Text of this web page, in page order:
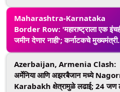
Maharashtra-Karnataka
Border Row: 'महाराष्ट्राला एक
जमीन देणार नाही'; कर्नाटकचे मुख्यमंत्री
Basavaraj Bommai यांनी स्पष्ट
भूमिका
Azerbaijan, Armenia Clash:
अर्मेनिया आणि अझरबैजान मध्ये
Karabakh क्षेत्रामुळे लढाई; 24 जण